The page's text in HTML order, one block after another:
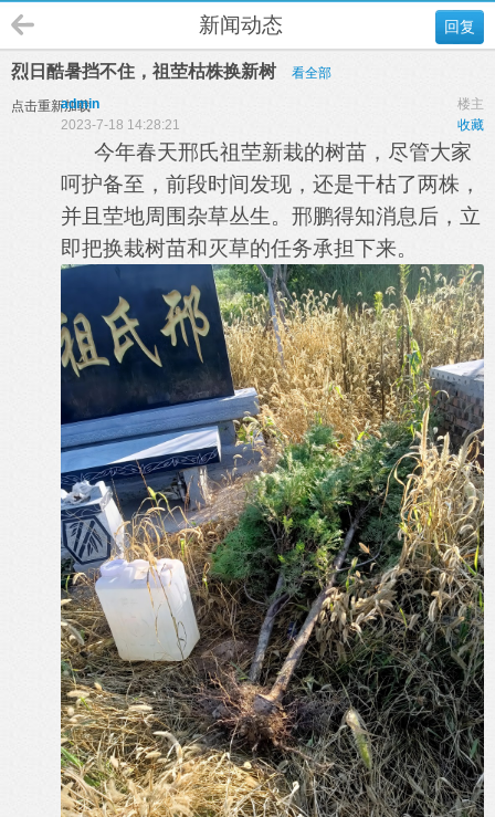
回复
新闻动态
烈日酷暑挡不住，祖茔枯株换新树 看全部
点击重新加载 楼主
admin
收藏
2023-7-18 14:28:21
今年春天邢氏祖茔新栽的树苗，尽管大家
呵护备至，前段时间发现，还是干枯了两株，
并且茔地周围杂草丛生。邢鹏得知消息后，立
即把换栽树苗和灭草的任务承担下来。